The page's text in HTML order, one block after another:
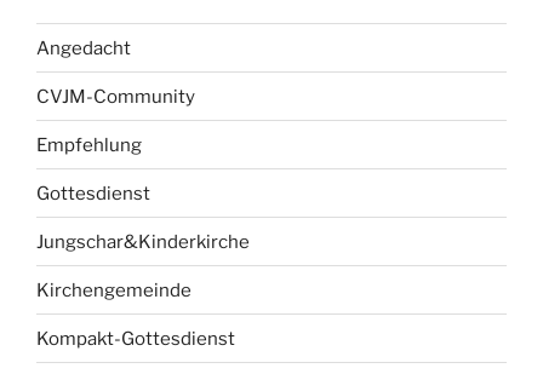
Angedacht
CVJM-Community
Empfehlung
Gottesdienst
Jungschar&Kinderkirche
Kirchengemeinde
Kompakt-Gottesdienst